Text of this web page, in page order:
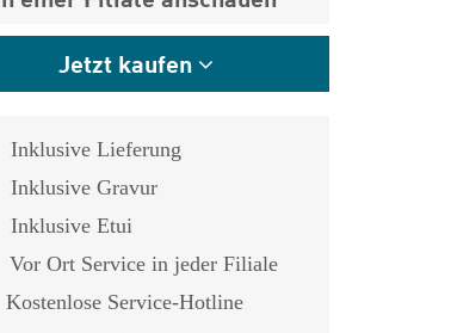
Jetzt kaufen
Inklusive Lieferung
Inklusive Gravur
Inklusive Etui
Vor Ort Service in jeder Filiale
Kostenlose Service-Hotline